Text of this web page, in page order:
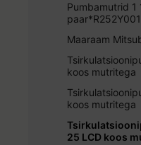
Pumbamutrid 1
paar*R252Y001
Maaraam
koos mutritega
koos mutritega
25 LCD koos